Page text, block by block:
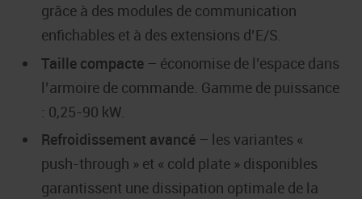
grâce à des modules de communication
enfichables et à des extensions d’E/S.
Taille compacte – économise de l’espace dans
l’armoire de commande. Gamme de puissance
: 0,25-90 kW.
Refroidissement avancé – les variantes «
push-through » et « cold plate » disponibles
garantissent une dissipation optimale de la